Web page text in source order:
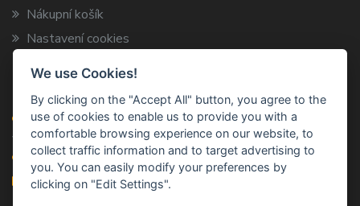
Nákupní košík
Nastavení cookies
Kontaktní informace
ARCA TRADE s.r.o.
Vysokov 199, 547 01 Náchod
+420 491 424 787
info@arca-trade.cz
We use Cookies!
By clicking on the "Accept All" button, you agree to the
use of cookies to enable us to provide you with a
comfortable browsing experience on our website, to
collect traffic information and to target advertising to
you. You can easily modify your preferences by
clicking on "Edit Settings".